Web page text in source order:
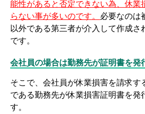
能性があると否定できない為、休業
らない事が多いのです。 必要なのは
以外である第三者が介入して作成さ
です。
会社員の場合は勤務先が証明書を発
そこで、会社員が休業損害を請求す
である勤務先が休業損害証明書を発
す。